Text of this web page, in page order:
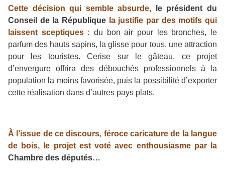
Cette décision qui semble absurde,
le président du
Conseil de la République la justifie par des motifs qui
laissent sceptiques : du bon air pour les bronches, le
parfum des hauts sapins, la glisse pour tous, une attraction
pour les touristes. Cerise sur le gâteau, ce projet
d’envergure offrira des débouchés professionnels à la
population la moins favorisée, puis la possibilité d’exporter
cette réalisation dans d’autres pays plats.
À l’issue de ce discours, féroce caricature de la langue
de bois, le projet est voté avec enthousiasme par
la
Chambre des députés…